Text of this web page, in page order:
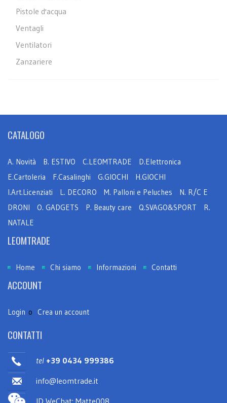
Pistole d'acqua
Ventagli
Ventilatori
Zanzariere
CATALOGO
A. Novità B. ESTIVO C.LEOMTRADE
D.Elettronica
E.Cartoleria
F.Casalinghi G.GIOCHI
H.GIOCHI
I.Art.Licenziati
L. DECORO M. Palloni e Peluches
N. R/C E
DRONI
O. GADGETS P. Beauty care Q.SVAGO&SPORT
R.
NATALE
LEOMTRADE
Home Chi siamo Informazioni Contatti
ACCOUNT
Login o Crea un account
CONTATTI
tel +39 0434 999386
info@leomtrade.it
ID WeChat: Matte008